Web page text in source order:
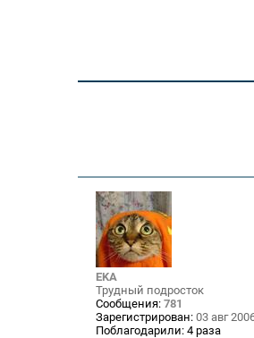
EKA
Трудный подросток
Сообщения: 781
Зарегистрирован: 03 авг
Поблагодарили: 4 раза